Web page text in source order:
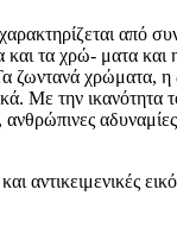
από
τα χρώ- ματα και
χρώματα,
την ικανότητα